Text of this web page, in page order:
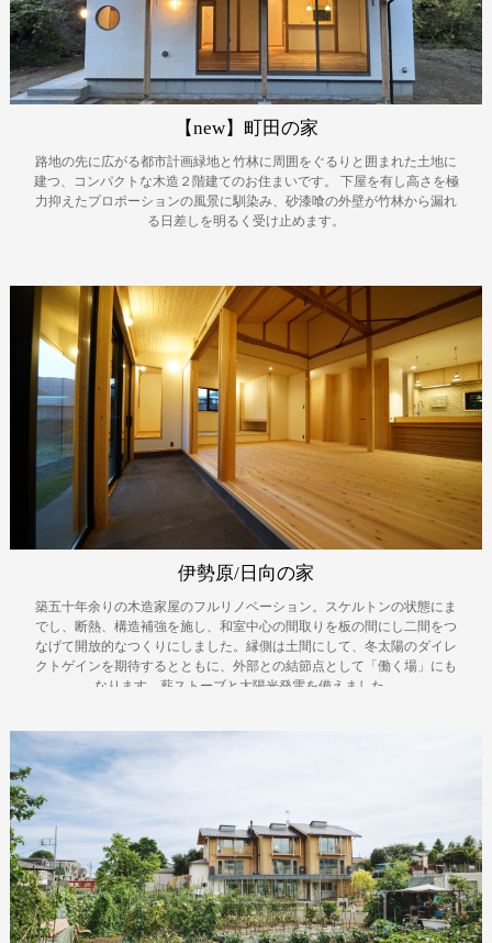
【new】町田の家
路地の先に広がる都市計画緑地と竹林に周囲をぐるりと囲まれた土地に
建つ、コンパクトな木造２階建てのお住まいです。
下屋を有し高さを極
力抑えたプロポーションの風景に馴染み、砂漆喰の外壁が竹林から漏れ
る日差しを明るく受け止めます。
伊勢原/日向の家
築五十年余りの木造家屋のフルリノベーション。スケルトンの状態にま
でし、断熱、構造補強を施し、和室中心の間取りを板の間にし二間をつ
なげて開放的なつくりにしました。縁側は土間にして、冬太陽のダイレ
クトゲインを期待するとともに、外部との結節点として「働く場」にも
なります。薪ストーブと太陽光発電を備えました。